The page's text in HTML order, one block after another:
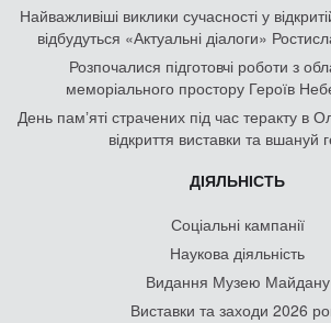
Найважливіші виклики сучасності у
відбудуться «Актуальні діалоги»
Розпочалися підготовчі роботи з
меморіального простору Героїв
День памʼяті страчених під час теракту в
відкриття виставки та вшануй
ДІЯЛЬНІСТЬ
Соціальні кампанії
Наукова діяльність
Видання Музею Майдану
Виставки та заходи 2026